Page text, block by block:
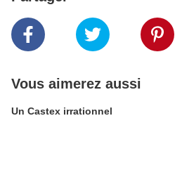
Vous aimerez aussi
Un Castex irrationnel